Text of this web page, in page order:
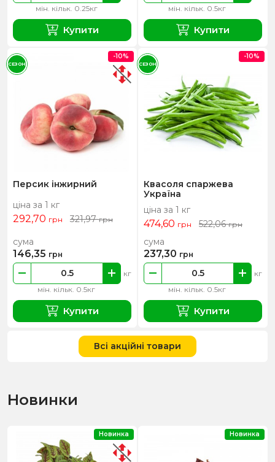
мін. кільк. 0.25кг
Купити
мін. кільк. 0.5кг
Купити
Персик інжирний
ціна за 1 кг
292,70 грн 321,97грн
мін. кільк. 0.5кг
кг
сума
146,35 грн
Купити
-10%
СЕЗОН
Квасоля спаржева
Україна
ціна за 1 кг
474,60 грн 522,06грн
мін. кільк. 0.5кг
кг
сума
237,30 грн
Купити
-10%
СЕЗОН
Всі акційні товари
Новинки
Новинка Новинка